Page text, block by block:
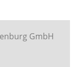
GmbH